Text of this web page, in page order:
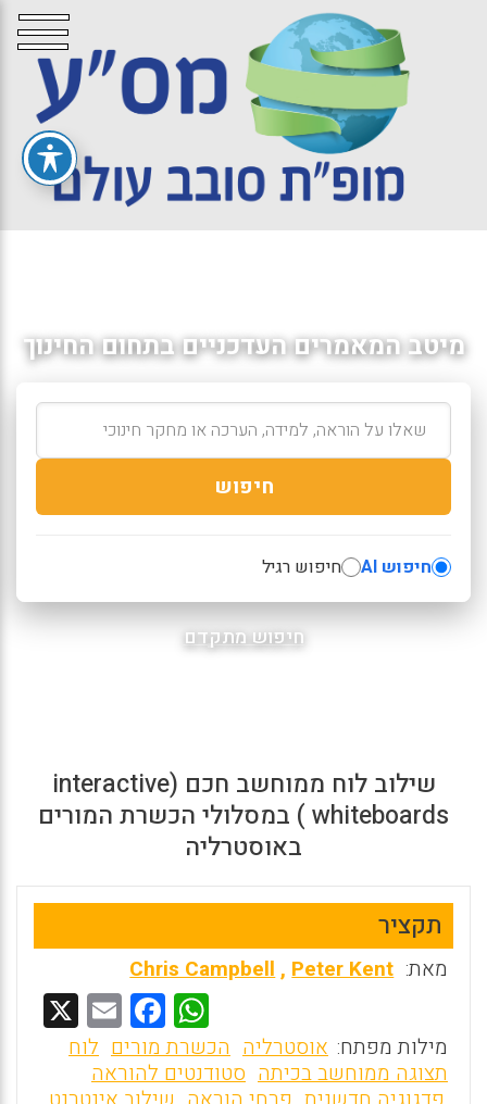
מיטב המאמרים העדכניים בתחום החינוך
חיפוש
חיפוש AI חיפוש רגיל
חיפוש מתקדם
שילוב לוח ממוחשב חכם (interactive
whiteboards ) במסלולי הכשרת המורים
באוסטרליה
תקציר
מאת: Chris Campbell,Peter Kent
W
h
at
F
a
ce
E
m מילות מפתח: אוסטרליה הכשרת מורים לוח
תצוגה ממוחשב בכיתה סטודנטים להוראה